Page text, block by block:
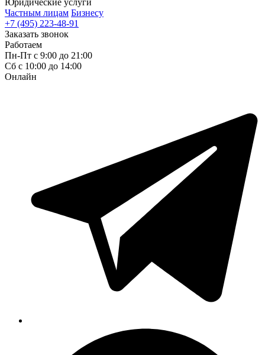
Юридические услуги
Частным лицам Бизнесу
+7 (495) 223-48-91
Заказать звонок
Работаем
Пн-Пт с 9:00 до 21:00
Сб с 10:00 до 14:00
Онлайн